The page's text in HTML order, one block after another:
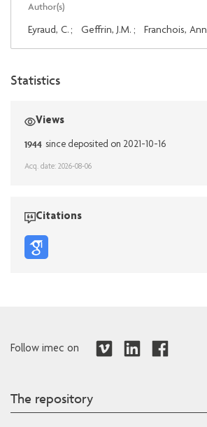
Author(s)
Eyraud, C. ; Geffrin, J.M. ; Franchois, Ann
Statistics
Views
1944 since deposited on 2021-10-16
Acq. date: 2026-08-06
Citations
Follow imec on
The repository